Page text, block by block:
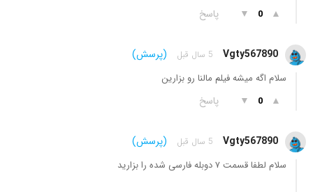
▲
0
▼ پاسخ
Vgty567890 5 سال قبل (پرسش)
سلام اگه میشه فیلم مالنا رو بزارین
▲
0
▼ پاسخ
Vgty567890 5 سال قبل (پرسش)
سلام لطفا قسمت ۷ دوبله فارسی شده را بزارید